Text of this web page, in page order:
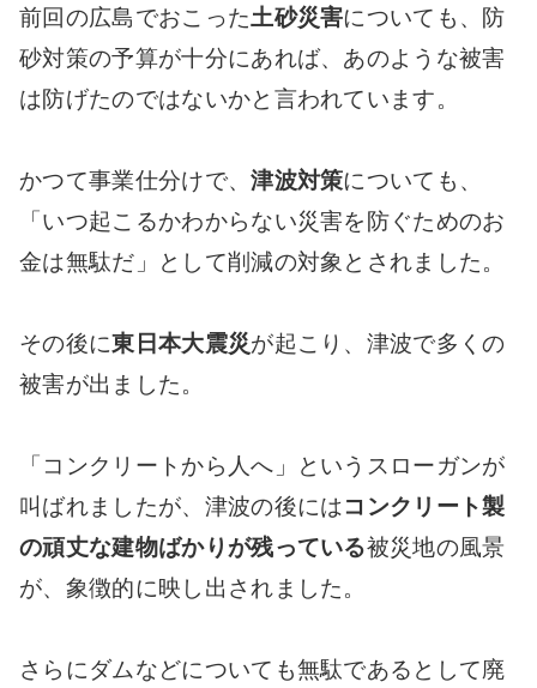
前回の広島でおこった土砂災害についても、防
砂対策の予算が十分にあれば、あのような被害
は防げたのではないかと言われています。
かつて事業仕分けで、津波対策についても、
「いつ起こるかわからない災害を防ぐためのお
金は無駄だ」として削減の対象とされました。
その後に東日本大震災が起こり、津波で多くの
被害が出ました。
「コンクリートから人へ」というスローガンが
叫ばれましたが、津波の後にはコンクリート製
の頑丈な建物ばかりが残っている被災地の風景
が、象徴的に映し出されました。
さらにダムなどについても無駄であるとして廃